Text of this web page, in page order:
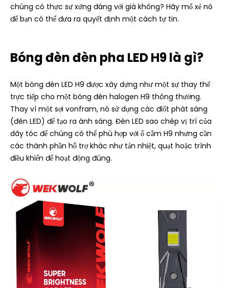
chúng có thực sự xứng đáng với giá không? Hãy mổ xẻ nó
để bạn có thể đưa ra quyết định một cách tự tin.
Bóng đèn đèn pha LED H9 là gì?
Một bóng đèn LED H9 được xây dựng như một sự thay thế
trực tiếp cho một bóng đèn halogen H9 thông thường.
Thay vì một sợi vonfram, nó sử dụng các điốt phát sáng
(đèn LED) để tạo ra ánh sáng. Đèn LED sao chép vị trí của
dây tóc để chúng có thể phù hợp với ổ cắm H9 nhưng cần
các thành phần hỗ trợ khác như tản nhiệt, quạt hoặc trình
điều khiển để hoạt động đúng.